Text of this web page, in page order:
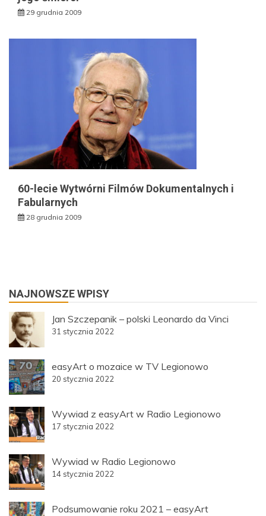
29 grudnia 2009
60-lecie Wytwórni Filmów Dokumentalnych i
Fabularnych
28 grudnia 2009
NAJNOWSZE WPISY
Jan Szczepanik – polski Leonardo da Vinci
31 stycznia 2022
easyArt o mozaice w TV Legionowo
20 stycznia 2022
Wywiad z easyArt w Radio Legionowo
17 stycznia 2022
Wywiad w Radio Legionowo
14 stycznia 2022
Podsumowanie roku 2021 – easyArt